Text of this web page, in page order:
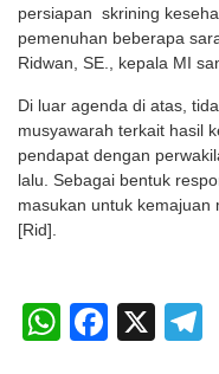
persiapan skrining
pemenuhan beberapa
Ridwan, SE., kepala MI
Di luar agenda di atas,
musyawarah terkait hasil
pendapat dengan
lalu. Sebagai bentuk
masukan untuk kemajuan
[Rid].
WhatsApp
X